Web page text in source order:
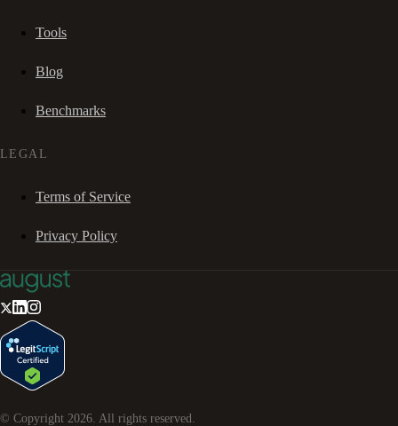
Tools
Blog
Benchmarks
LEGAL
Terms of Service
Privacy Policy
© Copyright 2026 . All rights reserved.